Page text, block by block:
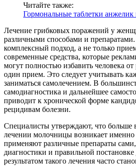
Читайте также:
Гормональные таблетки
Лечение грибковых поражений у
различными способами и
комплексный подход, а не только
современные средства, которые
могут полностью избавить человека
один прием. Это следует учитывать
заниматься самолечением. В
самодиагностика и дальнейшее
приводит к хронической форме
рецидивам болезни.
Специалисты утверждают, что больше
лечении молочницы возникает именно
применяют различные препараты сами,
диагностики и правильной
результатом такого лечения часто